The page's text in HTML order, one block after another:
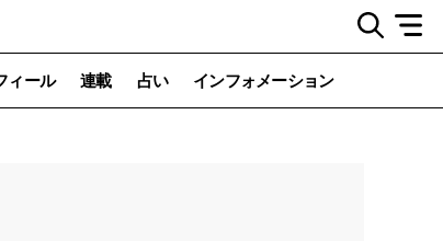
ィール 連載 占い インフォメーション